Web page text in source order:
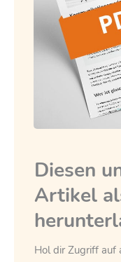
Diesen
Artikel
Hol dir Zugriff auf